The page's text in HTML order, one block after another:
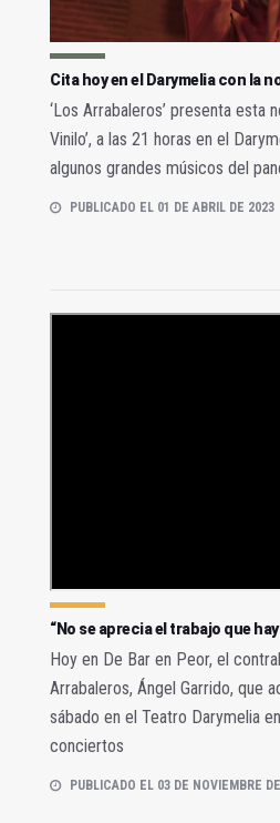
Cita hoy en el Darymelia con la
‘Los Arrabaleros’ presenta esta
Vinilo’, a las 21 horas en el
algunos grandes músicos del
PUBLICADO EL 01 DE ABRIL DE 2023
“No se aprecia el trabajo que
Hoy en De Bar en Peor, el
Arrabaleros, Ángel Garrido, que
sábado en el Teatro Darymelia
conciertos
PUBLICADO EL 03 DE NOVIEMBRE